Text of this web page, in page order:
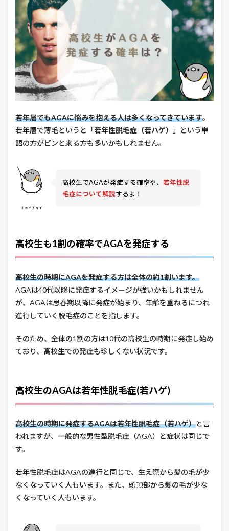
若年層でもAGAに悩みを抱える人は多くなってきています。
若年層で薄毛というと「若年性脱毛症（若ハゲ）
」という単
語の方がピンと来る方も多いかもしれません。
チョイチョイ
高校生でAGAが発症する確率や、 若年性脱
毛症について解説するよ！
高校生も1割の確率でAGAを発症する
高校生の時期にAGAを発症する方は全体の約1割います。
AGAは40代以降に発症するイメージが強いかもしれません
が、AGAは思春期以降に発症が始まり、年齢を重ねるにつれ
進行していく脱毛症のことを指します。
そのため、全体の1割の方は10代の高校生の時期に発症し始め
ており、高校生での発症も珍しくない状況です。
高校生のAGAは若年性脱毛症(若ハゲ)
高校生の時期に発症するAGAは若年性脱毛症（若ハゲ）と言
われますが、一般的な男性型脱毛症（AGA）と症状は同じで
す。
若年性脱毛症はAGAの進行と同じで、生え際から髪の毛が少
なくなっていく人もいます。また、頭頂部から髪の毛が少な
くなっていく人もいます。